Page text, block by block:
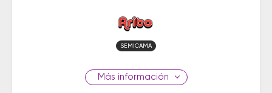
SEMICAMA
información